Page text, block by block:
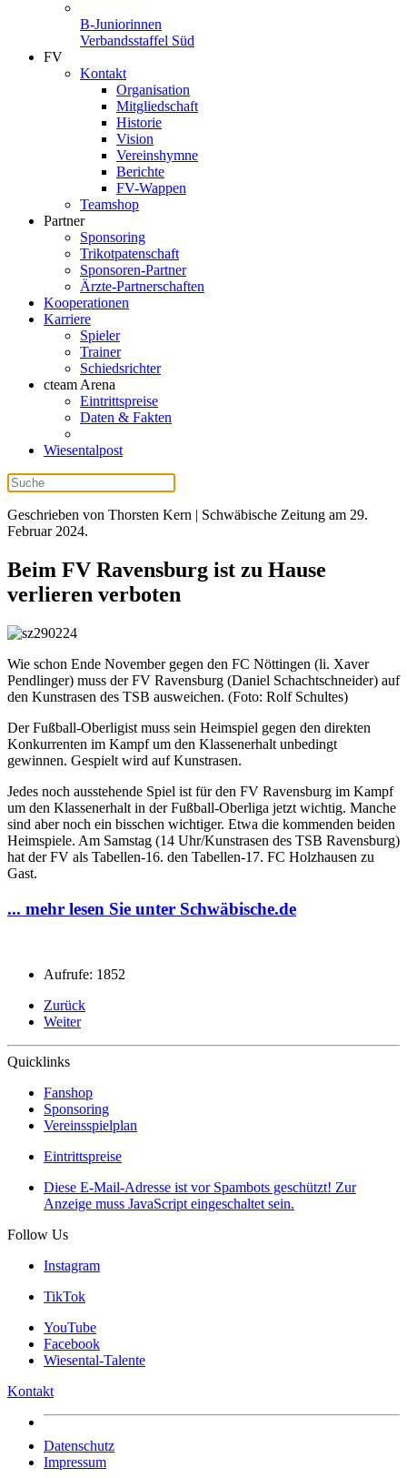
B-Juniorinnen
Verbandsstaffel Süd
FV
Kontakt
Organisation
Mitgliedschaft
Historie
Vision
Vereinshymne
Berichte
FV-Wappen
Teamshop
Partner
Sponsoring
Trikotpatenschaft
Sponsoren-Partner
Ärzte-Partnerschaften
Kooperationen
Karriere
Spieler
Trainer
Schiedsrichter
cteam Arena
Eintrittspreise
Daten & Fakten
Wiesentalpost
Geschrieben von Thorsten Kern | Schwäbische Zeitung am 29.
Februar 2024.
Beim FV Ravensburg ist zu Hause
verlieren verboten
Wie schon Ende November gegen den FC Nöttingen (li. Xaver
Pendlinger) muss der FV Ravensburg (Daniel Schachtschneider) auf
den Kunstrasen des TSB ausweichen. (Foto: Rolf Schultes)
Der Fußball-Oberligist muss sein Heimspiel gegen den direkten
Konkurrenten im Kampf um den Klassenerhalt unbedingt
gewinnen. Gespielt wird auf Kunstrasen.
Jedes noch ausstehende Spiel ist für den FV Ravensburg im Kampf
um den Klassenerhalt in der Fußball-Oberliga jetzt wichtig. Manche
sind aber noch ein bisschen wichtiger. Etwa die kommenden beiden
Heimspiele. Am Samstag (14 Uhr/Kunstrasen des TSB Ravensburg)
hat der FV als Tabellen-16. den Tabellen-17. FC Holzhausen zu
Gast.
... mehr lesen Sie unter Schwäbische.de
Aufrufe: 1852
Zurück
Weiter
Quicklinks
Fanshop
Sponsoring
Vereinsspielplan
Eintrittspreise
Diese E-Mail-Adresse ist vor Spambots geschützt! Zur
Anzeige muss JavaScript eingeschaltet sein.
Follow Us
Instagram
TikTok
YouTube
Facebook
Wiesental-Talente
Kontakt
Datenschutz
Impressum